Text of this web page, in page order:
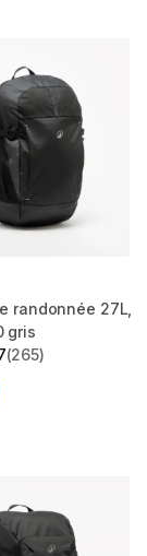
randonnée 27L,
gris
from 265
(265)